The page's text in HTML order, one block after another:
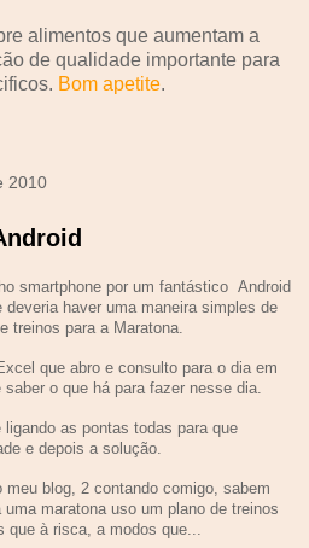
alimentos que aumentam a
de qualidade importante para
Bom apetite.
2010
smartphone por um fantástico Android
deveria haver uma maneira simples de
treinos para a Maratona.
que abro e consulto para o dia em
o que há para fazer nesse dia.
as pontas todas para que
e depois a solução.
blog, 2 contando comigo, sabem
maratona uso um plano de treinos
que à risca, a modos que...